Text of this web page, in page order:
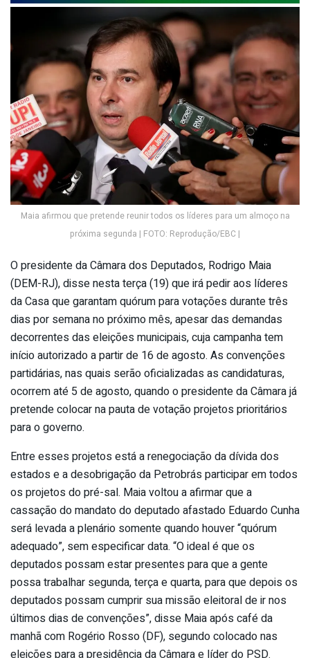
Maia afirmou que pretende reunir todos os líderes para um almoço na
próxima segunda | FOTO: Reprodução/EBC |
O presidente da Câmara dos Deputados, Rodrigo Maia
(DEM-RJ), disse nesta terça (19) que irá pedir aos líderes
da Casa que garantam quórum para votações durante três
dias por semana no próximo mês, apesar das demandas
decorrentes das eleições municipais, cuja campanha tem
início autorizado a partir de 16 de agosto. As convenções
partidárias, nas quais serão oficializadas as candidaturas,
ocorrem até 5 de agosto, quando o presidente da Câmara já
pretende colocar na pauta de votação projetos prioritários
para o governo.
Entre esses projetos está a renegociação da dívida dos
estados e a desobrigação da Petrobrás participar em todos
os projetos do pré-sal. Maia voltou a afirmar que a
cassação do mandato do deputado afastado Eduardo Cunha
será levada a plenário somente quando houver “quórum
adequado”, sem especificar data. “O ideal é que os
deputados possam estar presentes para que a gente
possa trabalhar segunda, terça e quarta, para que depois os
deputados possam cumprir sua missão eleitoral de ir nos
últimos dias de convenções”, disse Maia após café da
manhã com Rogério Rosso (DF), segundo colocado nas
eleições para a presidência da Câmara e líder do PSD.